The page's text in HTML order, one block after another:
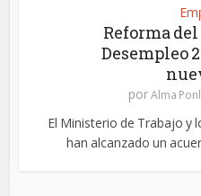
Reforma
Desempleo
porAlma
El Ministerio de Trabajo y
han alcanzado un